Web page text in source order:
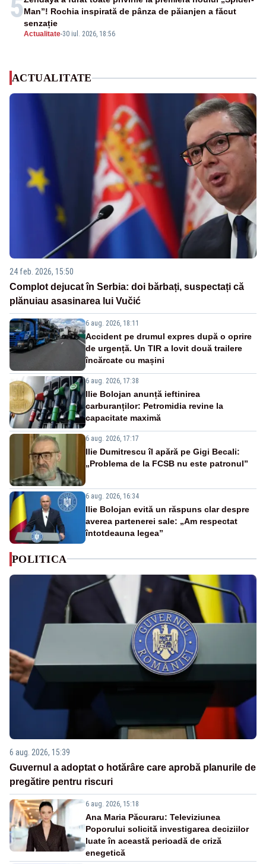
5
Actualitate-30 iul. 2026, 18:56
Man”! Rochia inspirată de pânza de păianjen a făcut
senzație
ACTUALITATE
24 feb. 2026, 15:50
Complot dejucat în Serbia: doi bărbați, suspectați că
plănuiau asasinarea lui Vučić
6 aug. 2026, 18:11
Accident pe drumul expres după o oprire
de urgență. Un TIR a lovit două trailere
încărcate cu mașini
6 aug. 2026, 17:38
Ilie Bolojan anunță ieftinirea
carburanților: Petromidia revine la
capacitate maximă
6 aug. 2026, 17:17
Ilie Dumitrescu îl apără pe Gigi Becali:
„Problema de la FCSB nu este patronul”
6 aug. 2026, 16:34
Ilie Bolojan evită un răspuns clar despre
averea partenerei sale: „Am respectat
întotdeauna legea”
POLITICA
6 aug. 2026, 15:39
Guvernul a adoptat o hotărâre care aprobă planurile de
pregătire pentru riscuri
6 aug. 2026, 15:18
Ana Maria Păcuraru: Televiziunea
Poporului solicită investigarea deciziilor
luate în această perioadă de criză
enegetică